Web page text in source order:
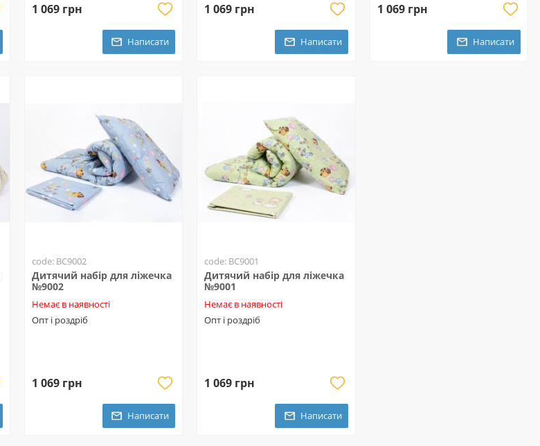
1 069 грн
Написати
1 069 грн
Написати
1 069 грн
Написати
code: BC9002
Дитячий набір для ліжечка
№9002
Немає в наявності
Опт і роздріб
1 069 грн
Написати
code: BC9001
Дитячий набір для ліжечка
№9001
Немає в наявності
Опт і роздріб
1 069 грн
Написати